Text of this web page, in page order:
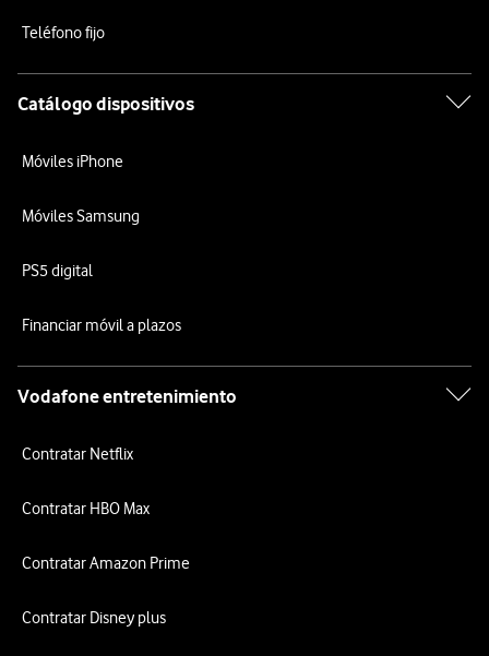
Teléfono fijo
Catálogo dispositivos
Móviles iPhone
Móviles Samsung
PS5 digital
Financiar móvil a plazos
Vodafone entretenimiento
Contratar Netflix
Contratar HBO Max
Contratar Amazon Prime
Contratar Disney plus